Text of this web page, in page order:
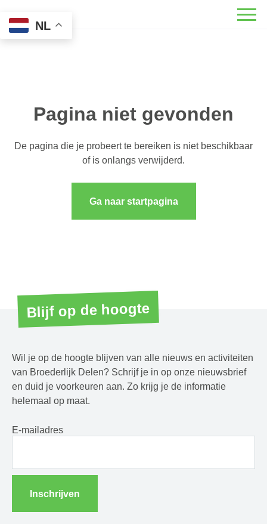
Pagina niet gevonden
De pagina die je probeert te bereiken is niet beschikbaar
of is onlangs verwijderd.
Ga naar startpagina
Blijf op de hoogte
Wil je op de hoogte blijven van alle nieuws en activiteiten
van Broederlijk Delen? Schrijf je in op onze nieuwsbrief
en duid je voorkeuren aan. Zo krijg je de informatie
helemaal op maat.
E-mailadres
Inschrijven
NL